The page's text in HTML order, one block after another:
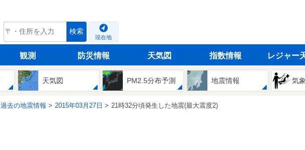
tenki.jp 検索
現在地
観測 防災情報 天気図 指数情報 レジャー
天気図 PM2.5分布予測 地震情報 気
過去の地震情報 2015年03月27日 21時32分頃発生した地震(最大震度2)